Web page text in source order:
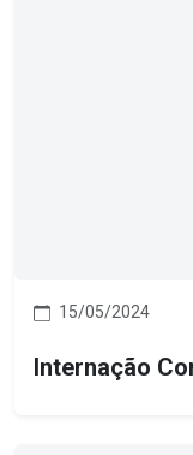
15/05/2024
Internação